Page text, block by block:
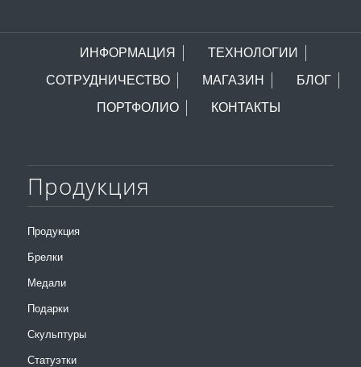
ИНФОРМАЦИЯ
ТЕХНОЛОГИИ
СОТРУДНИЧЕСТВО
МАГАЗИН
БЛОГ
ПОРТФОЛИО
КОНТАКТЫ
Продукция
Продукция
Брелки
Медали
Подарки
Скульптуры
Статуэтки